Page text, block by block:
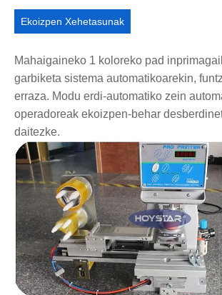
Ekoizpen Xehetasunak
Mahaigaineko 1 koloreko pad
garbiketa sistema automatikoarekin,
erraza. Modu erdi-automatiko zein
operadoreak ekoizpen-behar
daitezke.